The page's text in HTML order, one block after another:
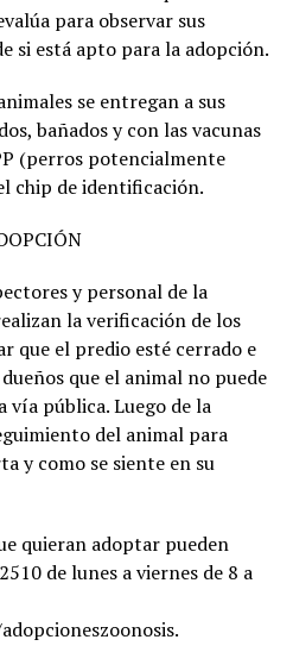
para observar sus
si está apto para la adopción.
se entregan a sus
bañados y con las vacunas
(perros potencialmente
chip de identificación.
y personal de la
la verificación de los
que el predio esté cerrado e
que el animal no puede
vía pública. Luego de la
del animal para
y como se siente en su
quieran adoptar pueden
de lunes a viernes de 8 a